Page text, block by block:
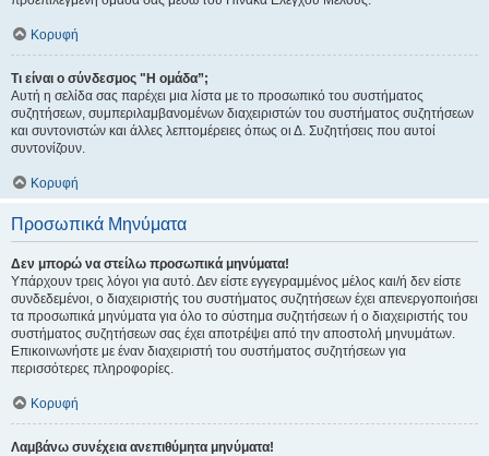
Κορυφή
Τι είναι ο σύνδεσμος "Η ομάδα”;
Αυτή η σελίδα σας παρέχει μια λίστα με το προσωπικό του συστήματος
συζητήσεων, συμπεριλαμβανομένων διαχειριστών του συστήματος συζητήσεων
και συντονιστών και άλλες λεπτομέρειες όπως οι Δ. Συζητήσεις που αυτοί
συντονίζουν.
Κορυφή
Προσωπικά Μηνύματα
Δεν μπορώ να στείλω προσωπικά μηνύματα!
Υπάρχουν τρεις λόγοι για αυτό. Δεν είστε εγγεγραμμένος μέλος και/ή δεν είστε
συνδεδεμένοι, ο διαχειριστής του συστήματος συζητήσεων έχει απενεργοποιήσει
τα προσωπικά μηνύματα για όλο το σύστημα συζητήσεων ή ο διαχειριστής του
συστήματος συζητήσεων σας έχει αποτρέψει από την αποστολή μηνυμάτων.
Επικοινωνήστε με έναν διαχειριστή του συστήματος συζητήσεων για
περισσότερες πληροφορίες.
Κορυφή
Λαμβάνω συνέχεια ανεπιθύμητα μηνύματα!